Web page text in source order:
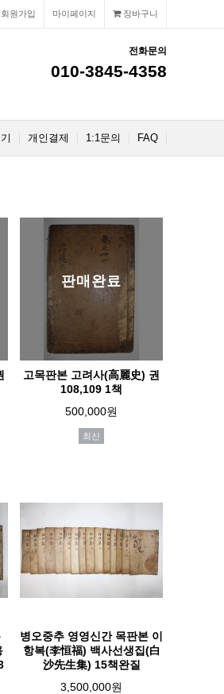
장바구니
마이페이지
회원가입
전화문의
010-3845-4358
FAQ
1:1문의
개인결제
판매완료
고목판본 고려사(高麗史) 권
108,109 1책
500,000원
최신
병오중추 영영신간 목판본 이
항복(李恒福) 백사선생집(白
沙先生集) 15책완질
3,500,000원